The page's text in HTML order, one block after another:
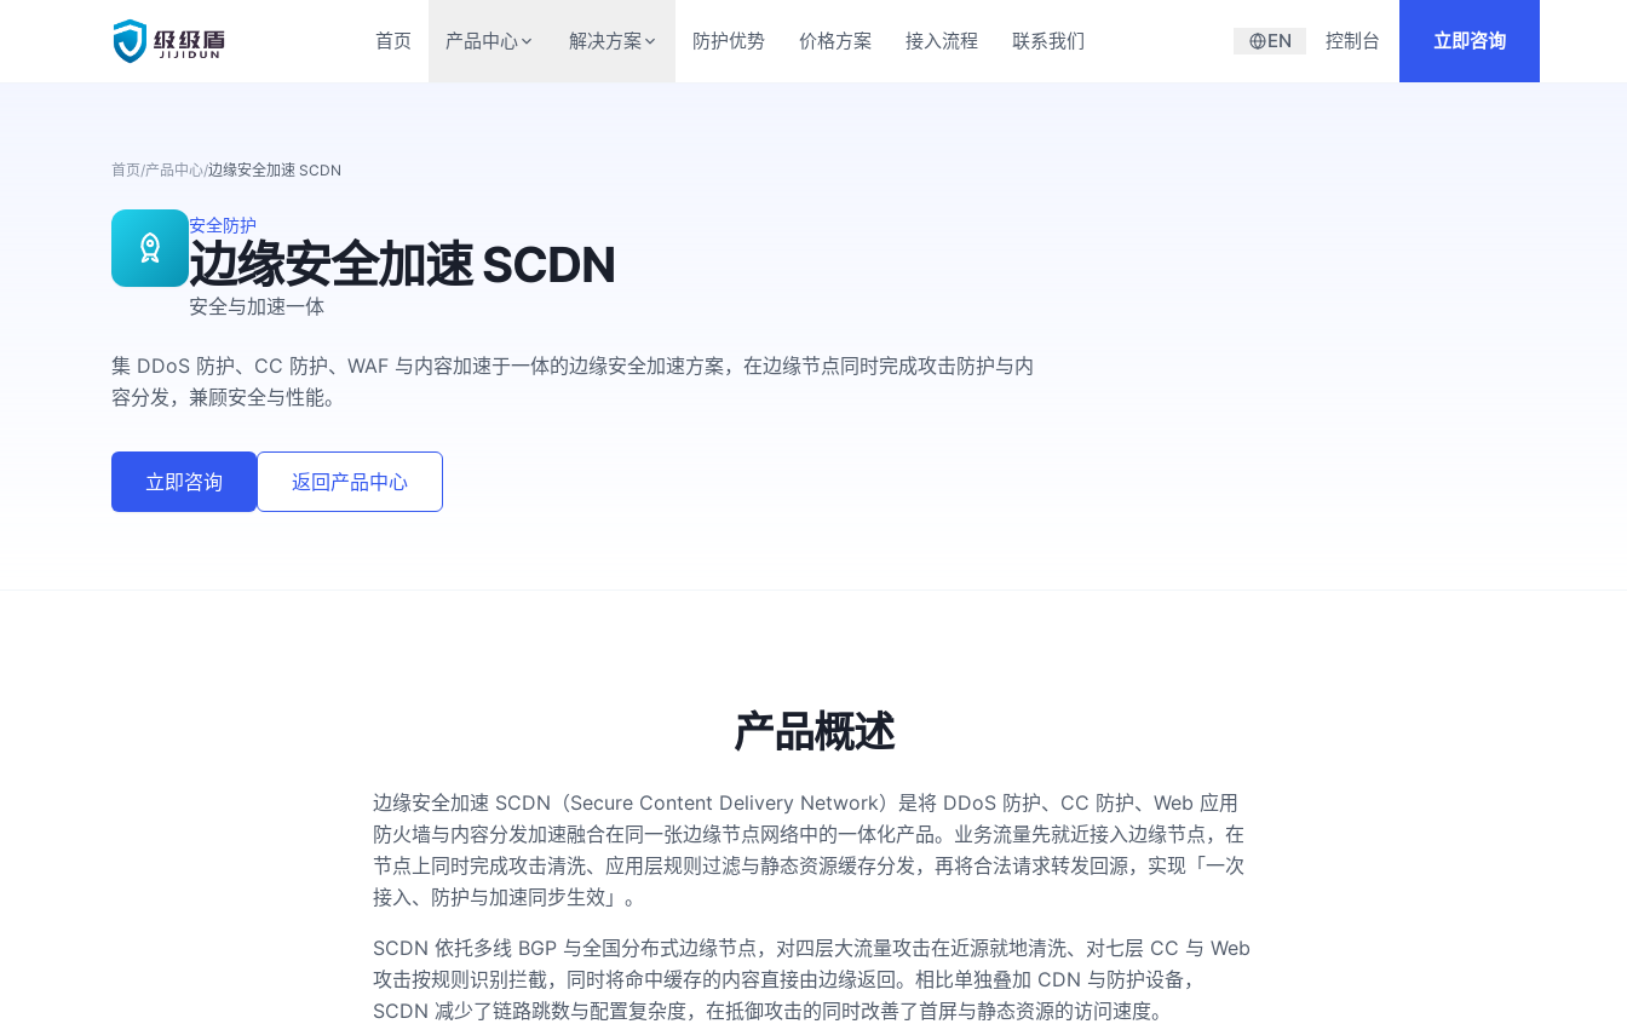
首页 产品中心 解决方案 防护优势 价格方案 接入流程 联系我们 EN 控制台 立即咨询
首页/产品中心/边缘安全加速 SCDN
安全防护
边缘安全加速 SCDN
安全与加速一体
集 DDoS 防护、CC 防护、WAF 与内容加速于一体的边缘安全加速方案，在边缘节点同时完成攻击防护与内
容分发，兼顾安全与性能。
立即咨询 返回产品中心
产品概述
边缘安全加速 SCDN（Secure Content Delivery Network）是将 DDoS 防护、CC 防护、Web 应用
防火墙与内容分发加速融合在同一张边缘节点网络中的一体化产品。业务流量先就近接入边缘节点，在
节点上同时完成攻击清洗、应用层规则过滤与静态资源缓存分发，再将合法请求转发回源，实现「一次
接入、防护与加速同步生效」。
SCDN 依托多线 BGP 与全国分布式边缘节点，对四层大流量攻击在近源就地清洗、对七层 CC 与 Web
攻击按规则识别拦截，同时将命中缓存的内容直接由边缘返回。相比单独叠加 CDN 与防护设备，
SCDN 减少了链路跳数与配置复杂度，在抵御攻击的同时改善了首屏与静态资源的访问速度。